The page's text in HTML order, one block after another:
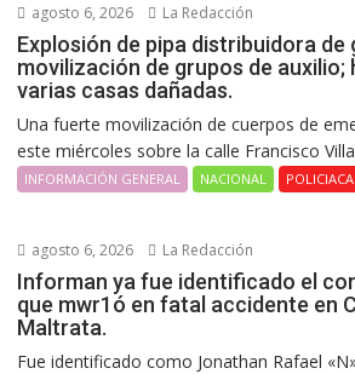
agosto 6, 2026 La Redacción
Explosión de pipa distribuidora de
movilización de grupos de auxilio;
varias casas dañadas.
Una fuerte movilización de cuerpos de
este miércoles sobre la calle Francisco
INFORMACIÓN GENERAL NACIONAL POLICIACA
agosto 6, 2026 La Redacción
Informan ya fue identificado el
que mwr1ó en fatal accidente en
Maltrata.
Fue identificado como Jonathan Rafael